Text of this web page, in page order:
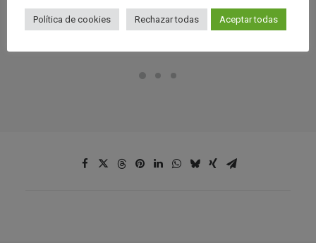
Política de cookies Rechazar todas Aceptar todas